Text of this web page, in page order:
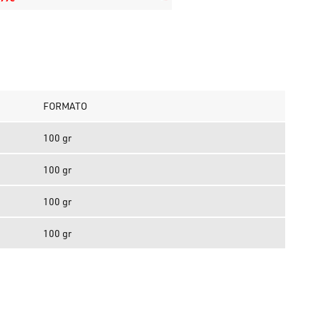
FORMATO
100 gr
100 gr
100 gr
100 gr